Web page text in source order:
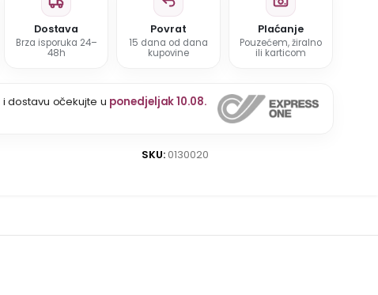
Dostava
Brza isporuka 24–
48h
Povrat
15 dana od dana
kupovine
Plaćanje
Pouzećem, žiralno
ili karticom
i dostavu očekujte u ponedjeljak 10.08.
SKU: 0130020